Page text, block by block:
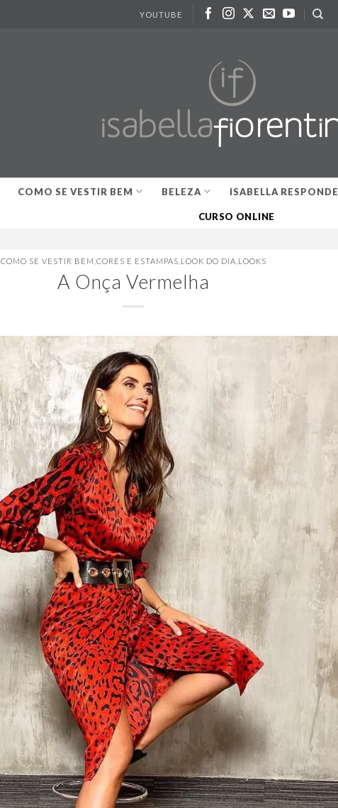
YOUTUBE
COMO SE VESTIR BEM BELEZA ISABELLA RESPONDE
CURSO ONLINE
COMO SE VESTIR BEM CORES E ESTAMPAS LOOK DO DIA LOOKS
A Onça Vermelha